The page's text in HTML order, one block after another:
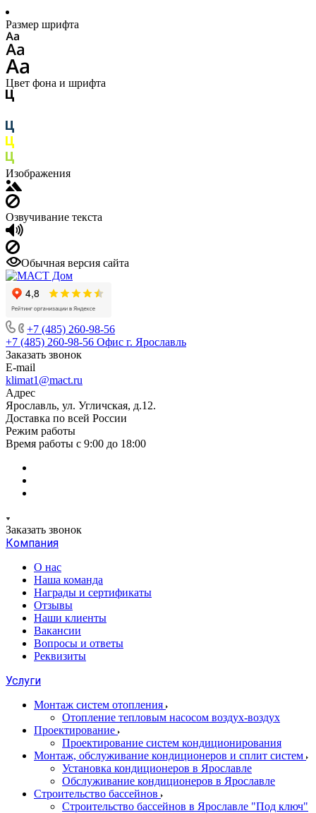
Размер шрифта
Цвет фона и шрифта
Изображения
Озвучивание текста
Обычная версия сайта
+7 (485) 260-98-56
+7 (485) 260-98-56 Офис г. Ярославль
Заказать звонок
E-mail
klimat1@mact.ru
Адрес
Ярославль, ул. Угличская, д.12.
Доставка по всей России
Режим работы
Время работы с 9:00 до 18:00
Заказать звонок
Компания
О нас
Наша команда
Награды и сертификаты
Отзывы
Наши клиенты
Вакансии
Вопросы и ответы
Реквизиты
Услуги
Монтаж систем отопления
Отопление тепловым насосом воздух-воздух
Проектирование
Проектирование систем кондиционирования
Монтаж, обслуживание кондиционеров и сплит систем
Установка кондиционеров в Ярославле
Обслуживание кондиционеров в Ярославле
Строительство бассейнов
Строительство бассейнов в Ярославле "Под ключ"